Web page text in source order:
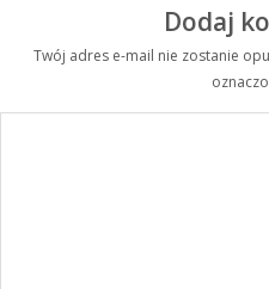
Dodaj
Twój adres e-mail nie zostanie